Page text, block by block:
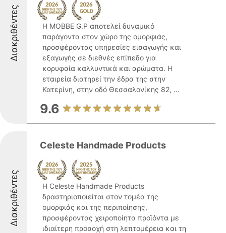
Διακριθέντες
Η MOBBE G.P αποτελεί δυναμικό
παράγοντα στον χώρο της ομορφιάς,
προσφέροντας υπηρεσίες εισαγωγής και
εξαγωγής σε διεθνές επίπεδο για
κορυφαία καλλυντικά και αρώματα. Η
εταιρεία διατηρεί την έδρα της στην
Κατερίνη, στην οδό Θεσσαλονίκης 82, ...
9.6
Διακριθέντες
Celeste Handmade Products
Η Celeste Handmade Products
δραστηριοποιείται στον τομέα της
ομορφιάς και της περιποίησης,
προσφέροντας χειροποίητα προϊόντα με
ιδιαίτερη προσοχή στη λεπτομέρεια και τη